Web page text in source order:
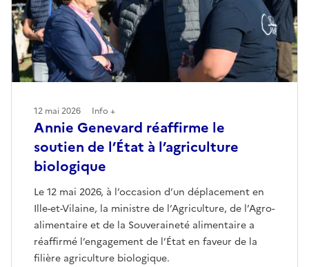
Annie Genevard réaffirme le
soutien de l’État à l’agriculture
biologique
Le 12 mai 2026, à l’occasion d’un déplacement en
Ille-et-Vilaine, la ministre de l’Agriculture, de l’Agro-
alimentaire et de la Souveraineté alimentaire a
réaffirmé l’engagement de l’État en faveur de la
filière agriculture biologique.
12 mai 2026 Info +